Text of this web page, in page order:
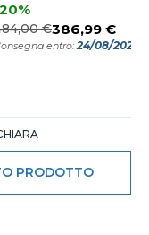
€386,99 €
entro:24/08/2026
PRODOTTO